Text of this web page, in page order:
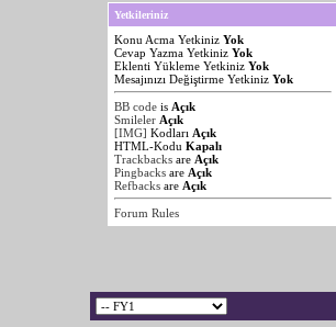
Yetkileriniz
Konu Acma Yetkiniz Yok
Cevap Yazma Yetkiniz Yok
Eklenti Yükleme Yetkiniz Yok
Mesajınızı Değiştirme Yetkiniz Yok
BB code is Açık
Smileler Açık
[IMG] Kodları Açık
HTML-Kodu Kapalı
Trackbacks are Açık
Pingbacks are Açık
Refbacks are Açık
Forum Rules